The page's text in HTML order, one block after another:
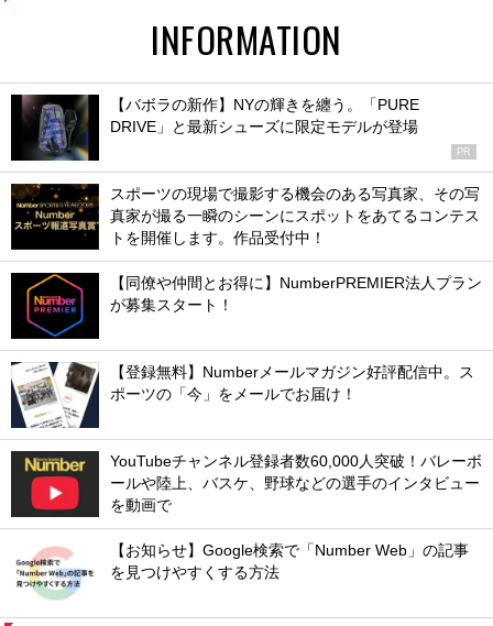
INFORMATION
【バボラの新作】NYの輝きを纏う。「PURE
DRIVE」と最新シューズに限定モデルが登場
PR
スポーツの現場で撮影する機会のある写真家、その写
真家が撮る一瞬のシーンにスポットをあてるコンテス
トを開催します。作品受付中！
【同僚や仲間とお得に】NumberPREMIER法人プラン
が募集スタート！
【登録無料】Numberメールマガジン好評配信中。ス
ポーツの「今」をメールでお届け！
YouTubeチャンネル登録者数60,000人突破！バレーボ
ールや陸上、バスケ、野球などの選手のインタビュー
を動画で
【お知らせ】Google検索で「Number Web」の記事
を見つけやすくする方法